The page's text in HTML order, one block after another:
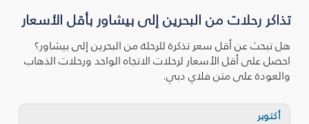
تذاكر رحلات من البحرين إلى بيشاور بأقل الأسعار
هل تبحث عن أقل سعر تذكرة للرحلة من البحرين إلى بيشاور؟
احصل على أقل الأسعار لرحلات الاتجاه الواحد ورحلات الذهاب
والعودة على متن فلاي دبي.
أكتوبر